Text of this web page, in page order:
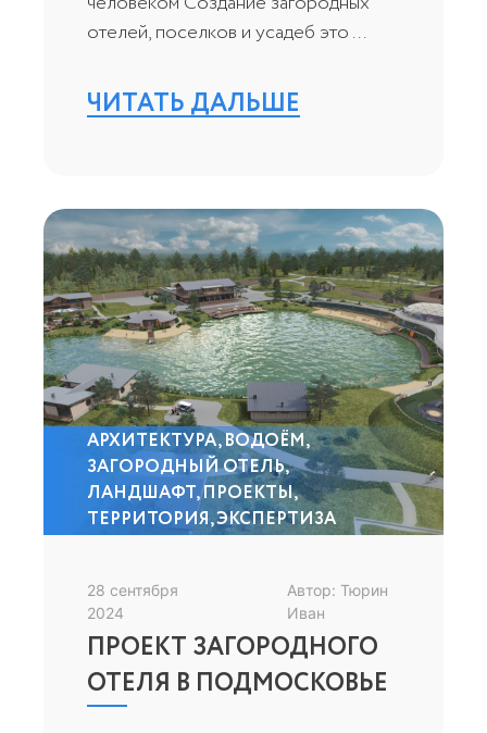
отелей, поселков и усадеб это ...
ЧИТАТЬ ДАЛЬШЕ
АРХИТЕКТУРА,ВОДОЁМ,
ЗАГОРОДНЫЙ ОТЕЛЬ,
ЛАНДШАФТ,ПРОЕКТЫ,
ТЕРРИТОРИЯ,ЭКСПЕРТИЗА
28 сентября
2024
Автор: Тюрин
Иван
ПРОЕКТ ЗАГОРОДНОГО
ОТЕЛЯ В ПОДМОСКОВЬЕ